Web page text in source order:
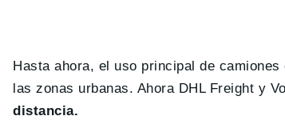
Hasta ahora, el uso principal de
las zonas urbanas. Ahora DHL Freight y
distancia.